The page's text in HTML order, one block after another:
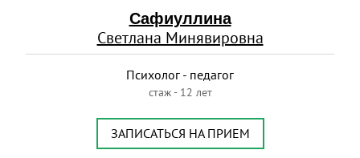
Сафиуллина
Светлана Минявировна
Психолог - педагог
стаж - 12 лет
ЗАПИСАТЬСЯ НА ПРИЕМ